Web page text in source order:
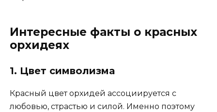
Интересные факты о красных
орхидеях
1. Цвет символизма
Красный цвет орхидей ассоциируется с
любовью, страстью и силой. Именно поэтому